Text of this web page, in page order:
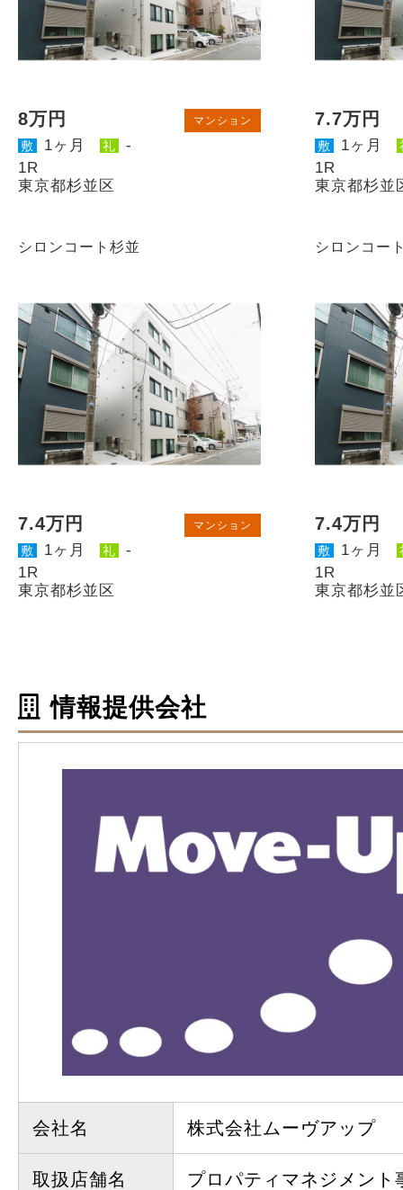
8万円 マンション
敷 1ヶ月 礼
-
1R
東京都杉並区
7.7万円
敷 1ヶ月
1R
東京都杉並
シロンコート杉並
7.4万円 マンション
敷 1ヶ月 礼
-
1R
東京都杉並区
シロンコー
7.4万円
敷 1ヶ月
1R
東京都杉並
情報提供会社
会社名 株式会社ムーヴアップ
取扱店舗名 プロパティマネジメント